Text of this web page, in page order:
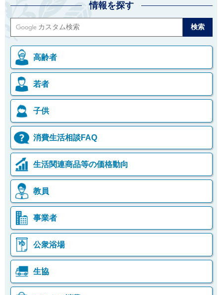
情報を探す
高齢者
若者
子供
消費生活相談FAQ
生活関連商品等の価格動向
教員
事業者
公衆浴場
生協